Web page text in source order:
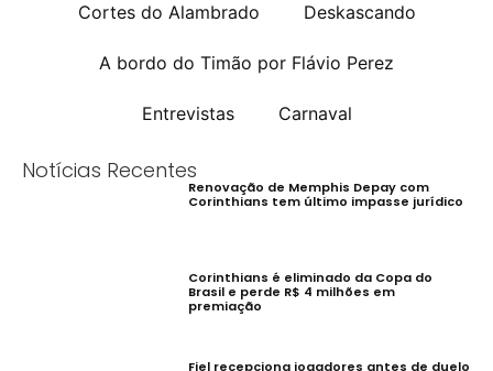
Cortes do Alambrado Deskascando
A bordo do Timão por Flávio Perez
Entrevistas Carnaval
Notícias Recentes
Renovação de Memphis Depay com
Corinthians tem último impasse jurídico
Corinthians é eliminado da Copa do
Brasil e perde R$ 4 milhões em
premiação
Fiel recepciona jogadores antes de duelo